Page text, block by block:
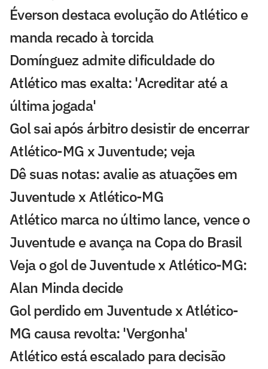
Éverson destaca evolução do Atlético e
manda recado à torcida
Domínguez admite dificuldade do
Atlético mas exalta: 'Acreditar até a
última jogada'
Gol sai após árbitro desistir de encerrar
Atlético-MG x Juventude; veja
Dê suas notas: avalie as atuações em
Juventude x Atlético-MG
Atlético marca no último lance, vence o
Juventude e avança na Copa do Brasil
Veja o gol de Juventude x Atlético-MG:
Alan Minda decide
Gol perdido em Juventude x Atlético-
MG causa revolta: 'Vergonha'
Atlético está escalado para decisão